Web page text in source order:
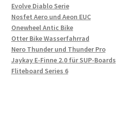
Evolve Diablo Serie
Nosfet Aero und Aeon EUC
Onewheel Antic Bike
Otter Bike Wasserfahrrad
Nero Thunder und Thunder Pro
Jaykay E-Finne 2.0 für SUP-Boards
Fliteboard Series 6